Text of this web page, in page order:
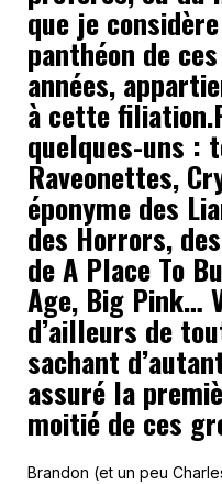
que je
panthéon de
années,
à cette
quelques-uns :
Raveonettes,
éponyme des
des Horrors,
de A Place To
Age, Big Pink…
d’ailleurs de
sachant
assuré la
moitié de ces
Brandon (et un peu